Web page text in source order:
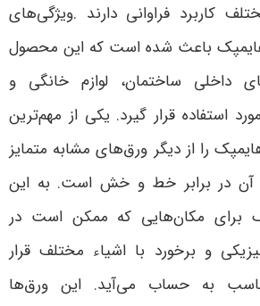
کاربرد فراوانی دارند .ویژگی‌های
باعث شده است که این محصول
داخلی ساختمان، لوازم خانگی و
استفاده قرار گیرد. یکی از مهم‌ترین
را از دیگر ورق‌های مشابه متمایز
آن در برابر خط و خش است. به این
برای مکان‌هایی که ممکن است در
و برخورد با اشیاء مختلف قرار
به حساب می‌آید. این ورق‌ها